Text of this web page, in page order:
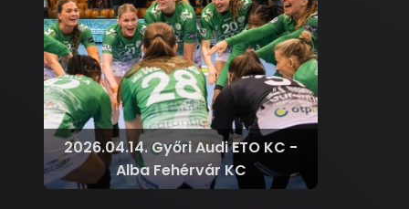
2026.04.14. Győri Audi ETO KC -
Alba Fehérvár KC